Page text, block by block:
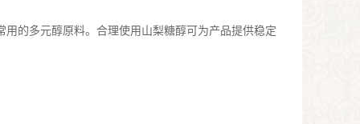
的多元醇原料。合理使用山梨糖醇可为产品提供稳定